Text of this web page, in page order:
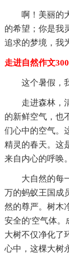
啊！美丽的
的希望；你是我
追求的梦境，我
走进自然作文
这个暑假，
走进森林，
的新鲜空气，也
们心中的空气。
精灵的春天。这
来自内心的呼唤。
大自然的每
万的蚂蚁王国成
然的尊严。树木
安全的'空气体。
大树不仅净化了
心中，这棵大树